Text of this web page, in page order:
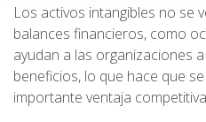
Los activos intangibles no se
balances financieros, como
ayudan a las organizaciones
beneficios, lo que hace que
importante ventaja